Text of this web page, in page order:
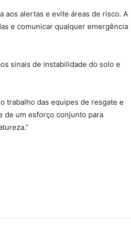
aos alertas e evite áreas de risco. A
e comunicar qualquer emergência
sinais de instabilidade do solo e
trabalho das equipes de resgate e
de um esforço conjunto para